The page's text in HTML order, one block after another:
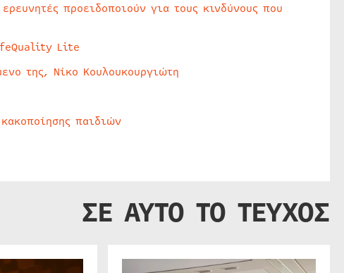
προειδοποιούν για τους κινδύνους που
Lite
της, Νίκο Κουλουκουργιώτη
παιδιών
ΣΕ ΑΥΤΟ ΤΟ ΤΕΥΧΟΣ